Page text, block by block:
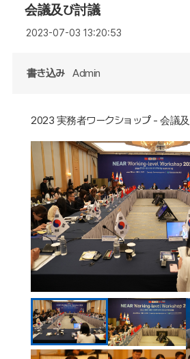
会議及び討議
2023-07-03 13:20:53
書き込み Admin
2023 実務者ワークショップ - 会議